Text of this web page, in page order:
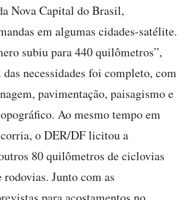
Nova Capital do Brasil,
em algumas cidades-satélite.
subiu para 440 quilômetros”,
necessidades foi completo, com
pavimentação, paisagismo e
Ao mesmo tempo em
o DER/DF licitou a
80 quilômetros de ciclovias
rodovias. Junto com as